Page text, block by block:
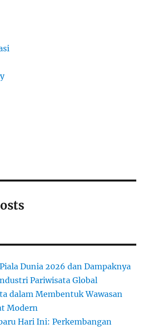
Dunia 2026 dan Dampaknya
Pariwisata Global
dalam Membentuk Wawasan
Modern
Hari Ini: Perkembangan